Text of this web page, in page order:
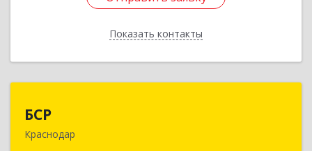
Показать контакты
Назад
БСР
Краснодар
350049, Краснодарский край, Краснодар г, им.